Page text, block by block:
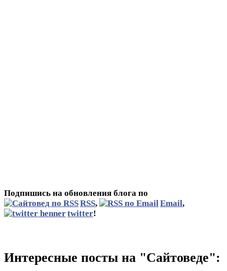
Подпишись на обновления блога по
RSS, Email,
twitter!
Интересные посты на "Сайтоведе":